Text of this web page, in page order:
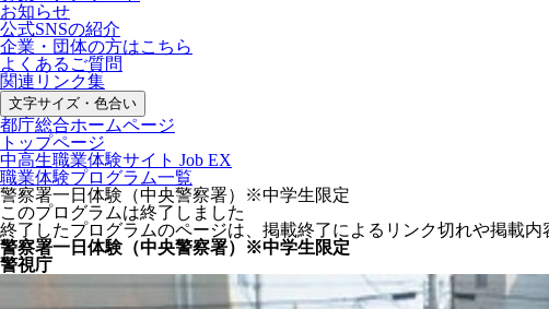
お知らせ
公式SNSの紹介
企業・団体の方はこちら
よくあるご質問
関連リンク集
文字サイズ・色合い
都庁総合ホームページ
トップページ
中高生職業体験サイト Job EX
職業体験プログラム一覧
警察署一日体験（中央警察署）※中学生限定
このプログラムは終了しました
終了したプログラムのページは、掲載終了によるリンク切れや掲載
警察署一日体験（中央警察署）※中学生限定
警視庁